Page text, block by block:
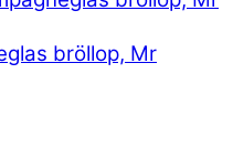
bröllop, Mr